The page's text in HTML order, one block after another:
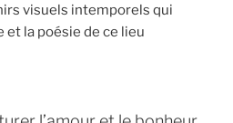
visuels intemporels qui
la poésie de ce lieu